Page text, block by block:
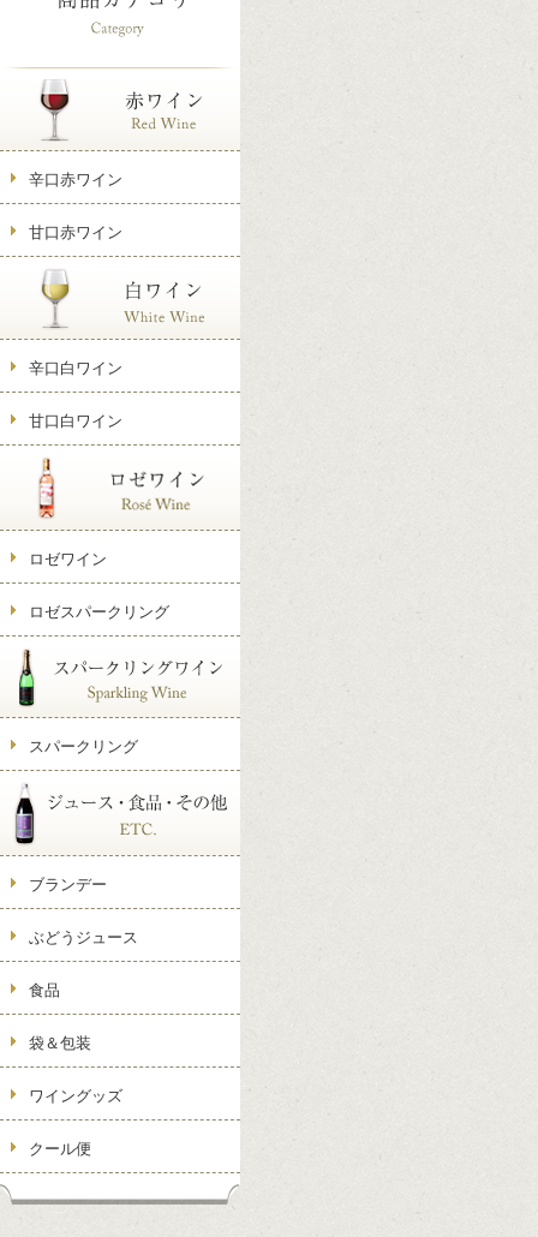
辛口赤ワイン
甘口赤ワイン
辛口白ワイン
甘口白ワイン
ロゼワイン
ロゼスパークリング
スパークリング
ブランデー
ぶどうジュース
食品
袋＆包装
ワイングッズ
クール便